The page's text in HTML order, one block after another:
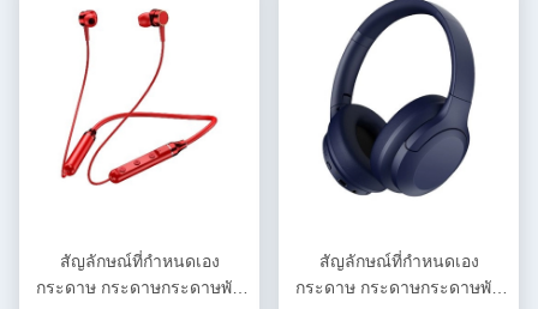
สัญลักษณ์ที่กําหนดเอง
กระดาษ กระดาษกระดาษพับ
สัญลักษณ์ที่กําหนดเอง
กระดาษ กระดาษกระดาษพับ